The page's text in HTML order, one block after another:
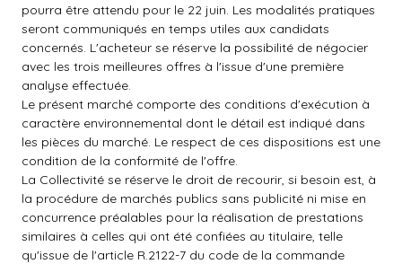
pourra être attendu pour le 22 juin. Les modalités pratiques
seront communiqués en temps utiles aux candidats
concernés. L'acheteur se réserve la possibilité de négocier
avec les trois meilleures offres à l'issue d'une première
analyse effectuée.
Le présent marché comporte des conditions d'exécution à
caractère environnemental dont le détail est indiqué dans
les pièces du marché. Le respect de ces dispositions est une
condition de la conformité de l'offre.
La Collectivité se réserve le droit de recourir, si besoin est, à
la procédure de marchés publics sans publicité ni mise en
concurrence préalables pour la réalisation de prestations
similaires à celles qui ont été confiées au titulaire, telle
qu'issue de l'article R.2122-7 du code de la commande